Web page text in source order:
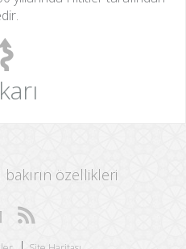
bakırın özellikleri